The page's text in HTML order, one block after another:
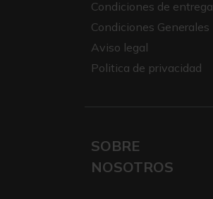
Condiciones de entrega
Condiciones Generales
Aviso legal
Politica de privacidad
SOBRE
NOSOTROS